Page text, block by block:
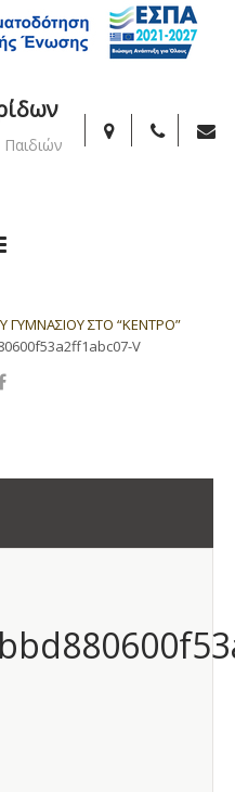
Παιδιών
ΓΥΜΝΑΣΙΟΥ ΣΤΟ “ΚΕΝΤΡΟ”
V